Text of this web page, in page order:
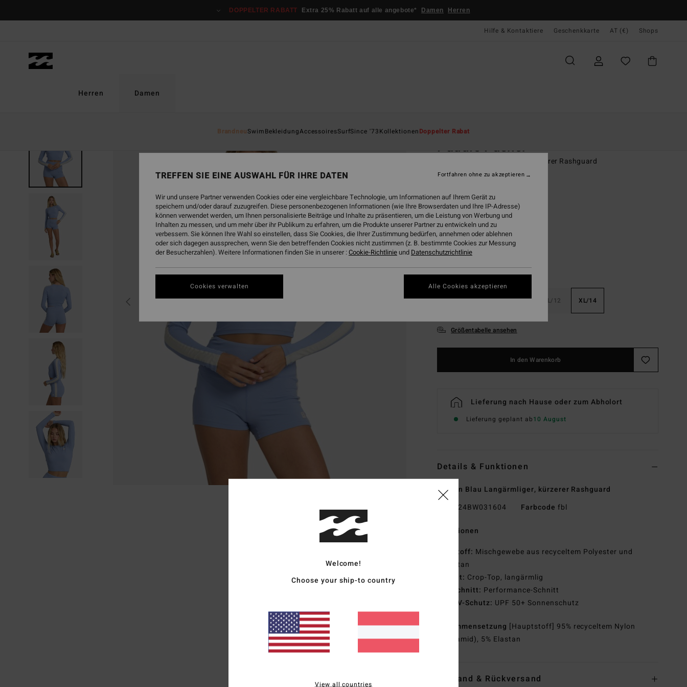
DOPPELTER RABATT Extra 25% Rabatt auf alle angebote* Damen Herren
Hilfe & Kontaktiere Geschenkkarte AT (€) Shops
Herren Damen
BrandneuSwimBekleidungAccessoiresSurfSince '73KollektionenDoppelter Rabat
Paddle Pusher
Frauen Blau Langärmliger, kürzerer Rashguard
FarbeFrench Blue
XS/6 S/8 M/10 L/12 XL/14
Größentabelle ansehen
In den Warenkorb
Lieferung nach Hause oder zum Abholort
Lieferung geplant ab10 August
Details & Funktionen
Frauen Blau Langärmliger, kürzerer Rashguard
24BW031604 Farbcode fbl
Funktionen
Stoff: Mischgewebe aus recyceltem Polyester und
Elastan
Fit: Crop-Top, langärmlig
Schnitt: Performance-Schnitt
UV-Schutz: UPF 50+ Sonnenschutz
Zusammensetzung [Hauptstoff] 95% recyceltem Nylon
(Polyamid), 5% Elastan
Versand & Rückversand
Welcome!
Choose your ship-to country
View all countries
TREFFEN SIE EINE AUSWAHL FÜR IHRE DATEN
Wir und unsere Partner verwenden Cookies oder eine vergleichbare Technologie, um Informationen auf Ihrem Gerät zu
speichern und/oder darauf zuzugreifen. Diese personenbezogenen Informationen (wie Ihre Browserdaten und Ihre IP-Adresse)
können verwendet werden, um Ihnen personalisierte Beiträge und Inhalte zu präsentieren, um die Leistung von Werbung und
Inhalten zu messen, und um mehr über ihr Publikum zu erfahren, um die Produkte unserer Partner zu entwickeln und zu
verbessern. Sie können Ihre Wahl so einstellen, dass Sie Cookies, die Ihrer Zustimmung bedürfen, annehmen oder ablehnen
oder sich dagegen aussprechen, wenn Sie den betreffenden Cookies nicht zustimmen (z. B. bestimmte Cookies zur Messung
der Besucherzahlen). Weitere Informationen finden Sie in unserer :Cookie-Richtlinie und Datenschutzrichtlinie
Cookies verwalten
Fortfahren ohne zu akzeptieren
Alle Cookies akzeptieren